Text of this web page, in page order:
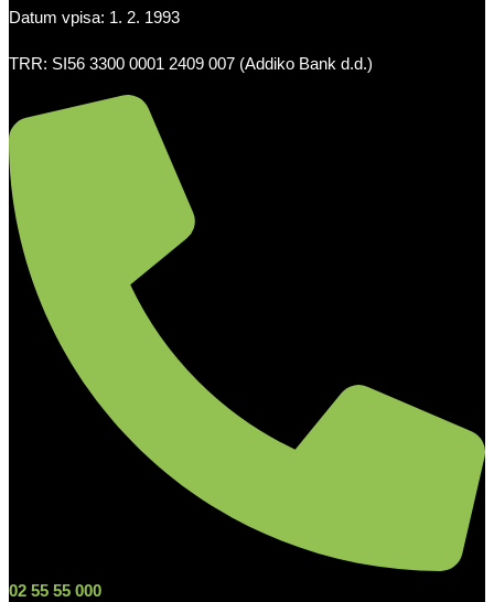
Datum vpisa: 1. 2. 1993
TRR: SI56 3300 0001 2409 007 (Addiko Bank d.d.)
02 55 55 000